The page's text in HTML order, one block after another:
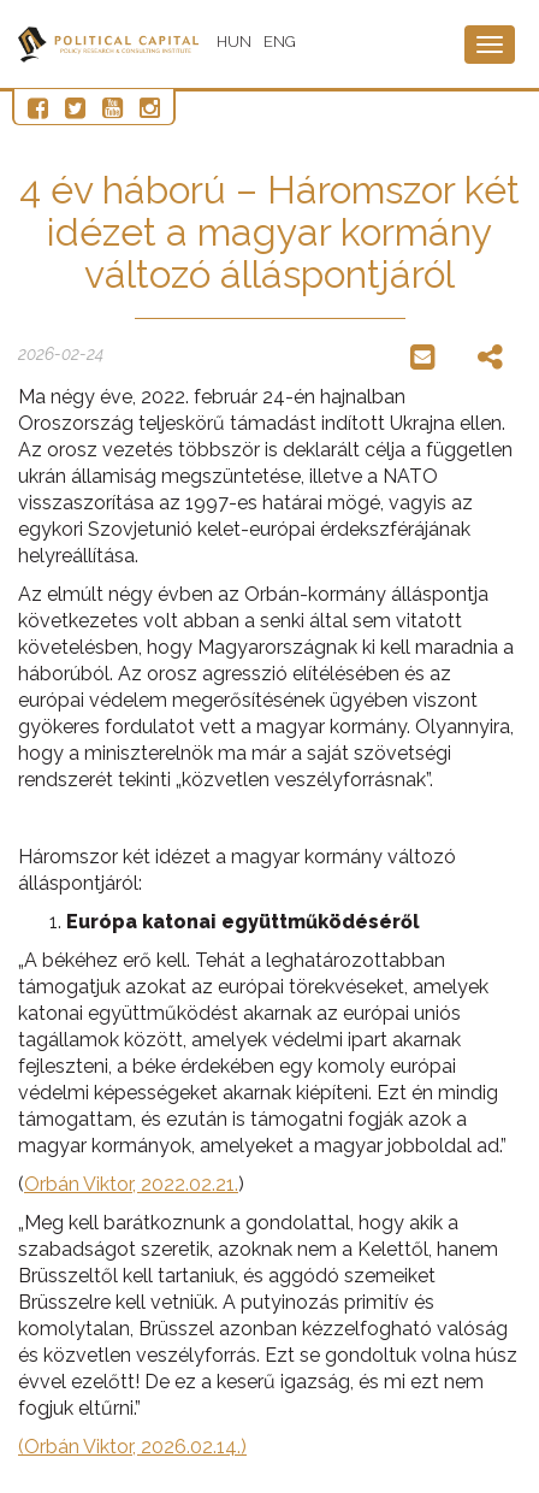
HUN ENG
4 év háború – Háromszor két
idézet a magyar kormány
változó álláspontjáról
2026-02-24
Ma négy éve, 2022. február 24-én hajnalban
Oroszország teljeskörű támadást indított Ukrajna ellen.
Az orosz vezetés többször is deklarált célja a független
ukrán államiság megszüntetése, illetve a NATO
visszaszorítása az 1997-es határai mögé, vagyis az
egykori Szovjetunió kelet-európai érdekszférájának
helyreállítása.
Az elmúlt négy évben az Orbán-kormány álláspontja
következetes volt abban a senki által sem vitatott
követelésben, hogy Magyarországnak ki kell maradnia a
háborúból. Az orosz agresszió elítélésében és az
európai védelem megerősítésének ügyében viszont
gyökeres fordulatot vett a magyar kormány. Olyannyira,
hogy a miniszterelnök ma már a saját szövetségi
rendszerét tekinti „közvetlen veszélyforrásnak”.
Háromszor két idézet a magyar kormány változó
álláspontjáról:
Európa katonai együttműködéséről
„A békéhez erő kell. Tehát a leghatározottabban
támogatjuk azokat az európai törekvéseket, amelyek
katonai együttműködést akarnak az európai uniós
tagállamok között, amelyek védelmi ipart akarnak
fejleszteni, a béke érdekében egy komoly európai
védelmi képességeket akarnak kiépíteni. Ezt én mindig
támogattam, és ezután is támogatni fogják azok a
magyar kormányok, amelyeket a magyar jobboldal ad.”
(Orbán Viktor, 2022.02.21.)
„Meg kell barátkoznunk a gondolattal, hogy akik a
szabadságot szeretik, azoknak nem a Kelettől, hanem
Brüsszeltől kell tartaniuk, és aggódó szemeiket
Brüsszelre kell vetniük. A putyinozás primitív és
komolytalan, Brüsszel azonban kézzelfogható valóság
és közvetlen veszélyforrás. Ezt se gondoltuk volna húsz
évvel ezelőtt! De ez a keserű igazság, és mi ezt nem
fogjuk eltűrni.”
(Orbán Viktor, 2026.02.14.)